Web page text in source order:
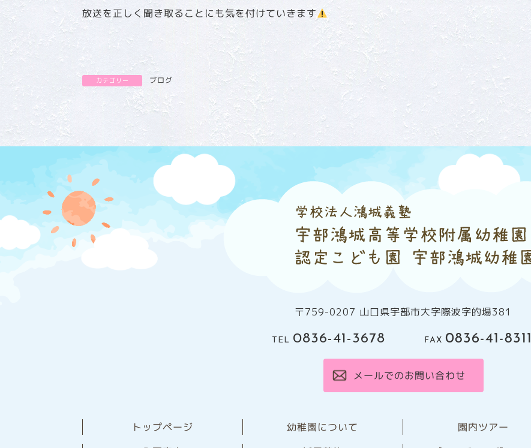
放送を正しく聞き取ることにも気を付けていきます
カテゴリー ブログ
〒759-0207 山口県宇部市大字際波字的場381
TEL 0836-41-3678 FAX 0836-41-8311
メールでのお問い合わせ
トップページ 幼稚園について 園内ツアー